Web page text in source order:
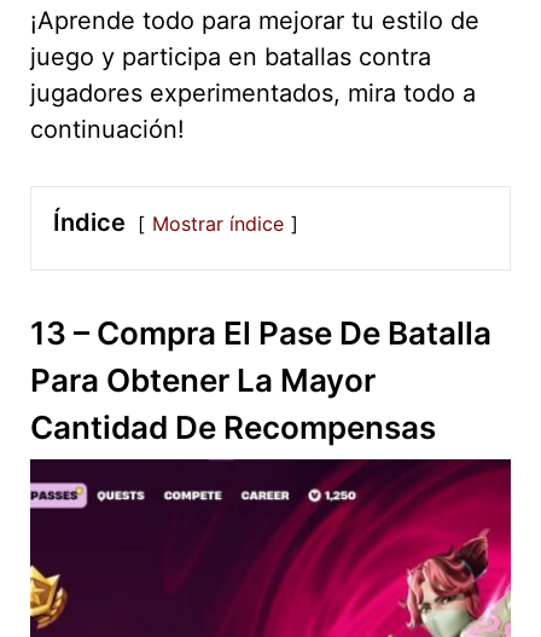
¡Aprende todo para mejorar tu estilo de
juego y participa en batallas contra
jugadores experimentados, mira todo a
continuación!
Índice Mostrar índice
13 – Compra El Pase De Batalla
Para Obtener La Mayor
Cantidad De Recompensas